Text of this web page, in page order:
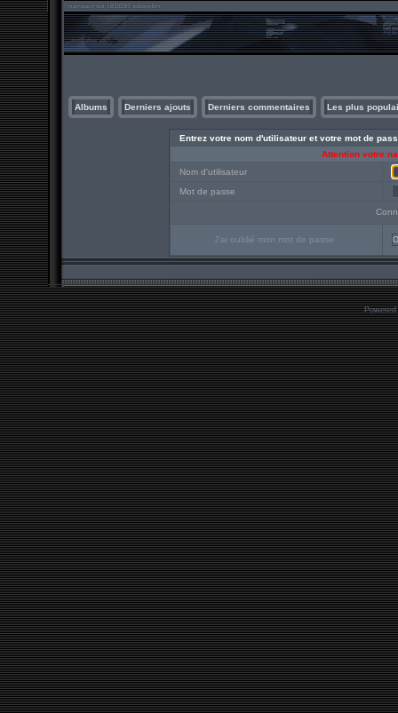
Albums Derniers ajouts Derniers commentaires Les plus
Entrez votre nom d'utilisateur et votre mot de
Attention votre
Nom d'utilisateur
Mot de passe
J'ai oublié mon mot de passe